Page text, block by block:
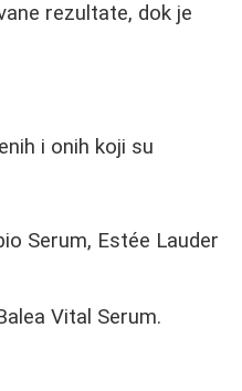
rezultate, dok je
i onih koji su
Serum, Estée Lauder
Vital Serum.